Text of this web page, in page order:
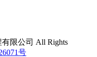
限公司 All Rights
号